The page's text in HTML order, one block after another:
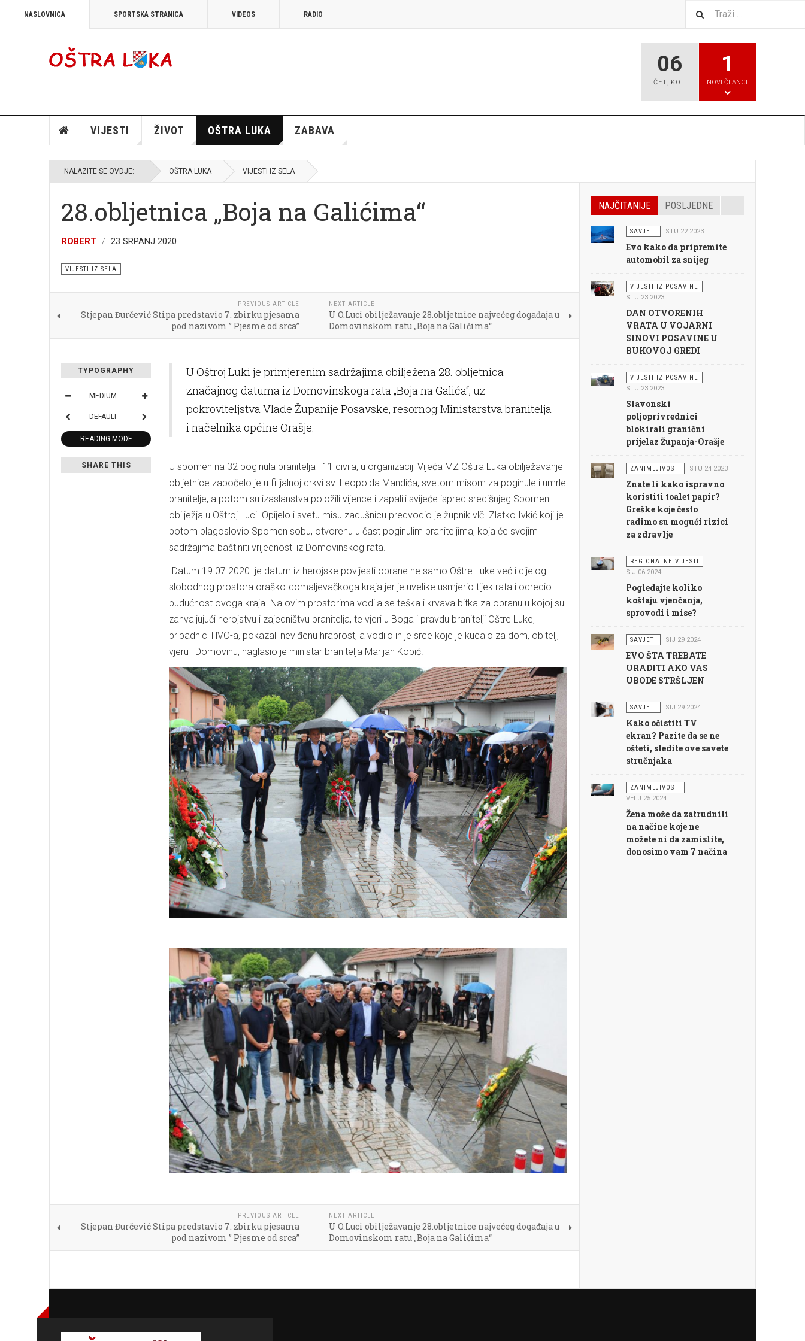
NASLOVNICA SPORTSKA STRANICA VIDEOS RADIO
06
ČET, KOL
1
NOVI ČLANCI
VIJESTI ŽIVOT OŠTRA LUKA ZABAVA
NALAZITE SE OVDJE: OŠTRA LUKA VIJESTI IZ SELA
28.obljetnica „Boja na Galićima“
ROBERT 23 SRPANJ 2020
VIJESTI IZ SELA
PREVIOUS ARTICLE
Stjepan Đurčević Stipa predstavio 7. zbirku pjesama
pod nazivom ” Pjesme od srca”
NEXT ARTICLE
U O.Luci obilježavanje 28.obljetnice najvećeg događaja u
Domovinskom ratu „Boja na Galićima“
TYPOGRAPHY
MEDIUM
DEFAULT
READING MODE
SHARE THIS
U Oštroj Luki je primjerenim sadržajima obilježena 28. obljetnica
značajnog datuma iz Domovinskoga rata „Boja na Galića“, uz
pokroviteljstva Vlade Županije Posavske, resornog Ministarstva branitelja
i načelnika općine Orašje.
U spomen na 32 poginula branitelja i 11 civila, u organizaciji Vijeća MZ Oštra Luka obilježavanje
obljetnice započelo je u filijalnoj crkvi sv. Leopolda Mandića, svetom misom za poginule i umrle
branitelje, a potom su izaslanstva položili vijence i zapalili svijeće ispred središnjeg Spomen
obilježja u Oštroj Luci. Opijelo i svetu misu zadušnicu predvodio je župnik vlč. Zlatko Ivkić koji je
potom blagoslovio Spomen sobu, otvorenu u čast poginulim braniteljima, koja će svojim
sadržajima baštiniti vrijednosti iz Domovinskog rata.
-Datum 19.07.2020. je datum iz herojske povijesti obrane ne samo Oštre Luke već i cijelog
slobodnog prostora oraško-domaljevačkoga kraja jer je uvelike usmjerio tijek rata i odredio
budućnost ovoga kraja. Na ovim prostorima vodila se teška i krvava bitka za obranu u kojoj su
zahvaljujući herojstvu i zajedništvu branitelja, te vjeri u Boga i pravdu branitelji Oštre Luke,
pripadnici HVO-a, pokazali neviđenu hrabrost, a vodilo ih je srce koje je kucalo za dom, obitelj,
vjeru i Domovinu, naglasio je ministar branitelja Marijan Kopić.
PREVIOUS ARTICLE
Stjepan Đurčević Stipa predstavio 7. zbirku pjesama
pod nazivom ” Pjesme od srca”
NEXT ARTICLE
U O.Luci obilježavanje 28.obljetnice najvećeg događaja u
Domovinskom ratu „Boja na Galićima“
NAJČITANIJE POSLJEDNE
SAVJETI STU 22 2023
Evo kako da pripremite
automobil za snijeg
VIJESTI IZ POSAVINE
STU 23 2023
DAN OTVORENIH
VRATA U VOJARNI
SINOVI POSAVINE U
BUKOVOJ GREDI
VIJESTI IZ POSAVINE
STU 23 2023
Slavonski
poljoprivrednici
blokirali granični
prijelaz Županja-Orašje
ZANIMLJIVOSTI STU 24 2023
Znate li kako ispravno
koristiti toalet papir?
Greške koje često
radimo su mogući rizici
za zdravlje
REGIONALNE VIJESTI
SIJ 06 2024
Pogledajte koliko
koštaju vjenčanja,
sprovodi i mise?
SAVJETI SIJ 29 2024
EVO ŠTA TREBATE
URADITI AKO VAS
UBODE STRŠLJEN
SAVJETI SIJ 29 2024
Kako očistiti TV
ekran? Pazite da se ne
ošteti, sledite ove savete
stručnjaka
ZANIMLJIVOSTI
VELJ 25 2024
Žena može da zatrudniti
na načine koje ne
možete ni da zamislite,
donosimo vam 7 načina